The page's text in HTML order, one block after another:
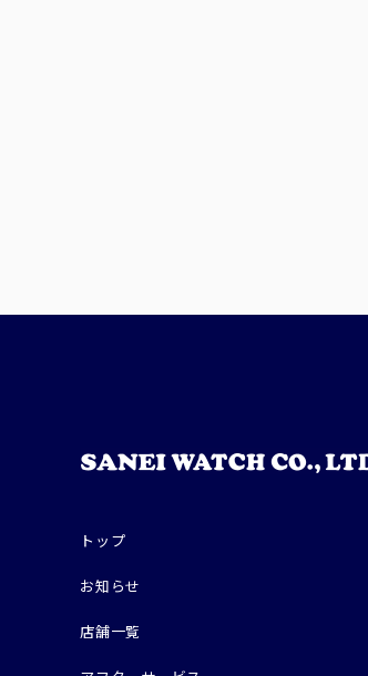
トップ
お知らせ
店舗一覧